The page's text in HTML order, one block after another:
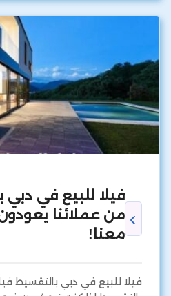
من عملائنا
معنا!
فيلا للبيع في دبي بالتقسيط